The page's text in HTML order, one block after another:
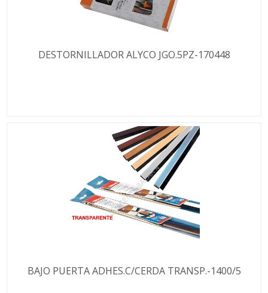
DESTORNILLADOR ALYCO JGO.5PZ-170448
BAJO PUERTA ADHES.C/CERDA TRANSP.-1400/5